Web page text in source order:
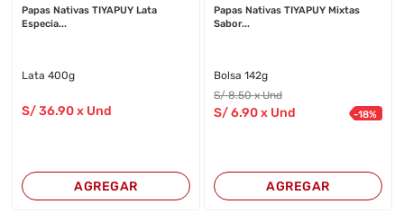
Papas Nativas TIYAPUY Lata
Especia...
Lata 400g
S/36.90 x Und
AGREGAR
Papas Nativas TIYAPUY Mixtas
Sabor...
Bolsa 142g
S/8.50 x Und
S/6.90x Und -18%
AGREGAR